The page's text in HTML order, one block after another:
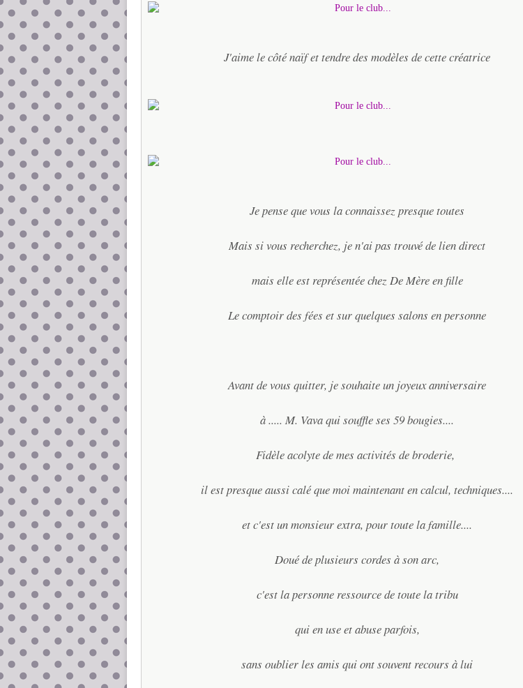
J'aime le côté naïf et tendre des modèles de cette créatrice
Je pense que vous la connaissez presque toutes
Mais si vous recherchez, je n'ai pas trouvé de lien direct
mais elle est représentée chez De Mère en fille
Le comptoir des fées et sur quelques salons en personne
Avant de vous quitter, je souhaite un joyeux anniversaire
à ..... M. Vava qui souffle ses 59 bougies....
Fidèle acolyte de mes activités de broderie,
il est presque aussi calé que moi maintenant en calcul, techniques....
et c'est un monsieur extra, pour toute la famille....
Doué de plusieurs cordes à son arc,
c'est la personne ressource de toute la tribu
qui en use et abuse parfois,
sans oublier les amis qui ont souvent recours à lui